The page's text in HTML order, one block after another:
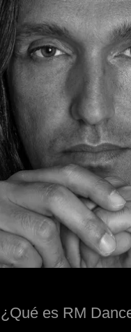
¿Qué es RM